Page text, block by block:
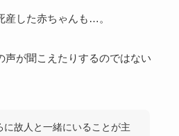
産した赤ちゃんも…。
声が聞こえたりするのではない
故人と一緒にいることが主